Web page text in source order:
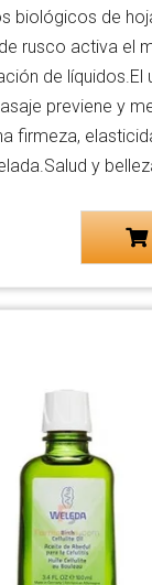
biológicos de
rusco activa el
de líquidos.El
previene y
firmeza,
y